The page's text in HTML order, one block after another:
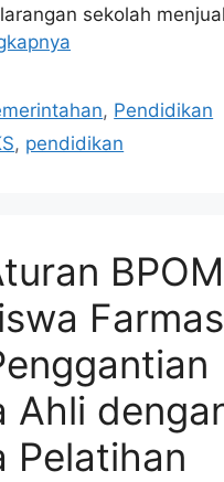
sekolah
, Pendidikan
, pendidikan
Ahli
Pelatihan